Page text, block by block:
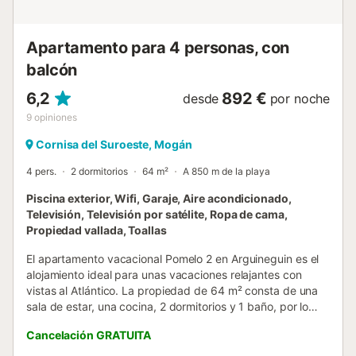
Apartamento para 4 personas, con
balcón
6,2
9 opiniones
desde 892 € por noche
Cornisa del Suroeste, Mogán
4 pers. 2 dormitorios 64 m² A 850 m de la playa
Piscina exterior, Wifi, Garaje, Aire acondicionado,
Televisión, Televisión por satélite, Ropa de cama,
Propiedad vallada, Toallas
El apartamento vacacional Pomelo 2 en Arguineguin es el
alojamiento ideal para unas vacaciones relajantes con
vistas al Atlántico. La propiedad de 64 m² consta de una
sala de estar, una cocina, 2 dormitorios y 1 baño, por lo
incluyen Wi-Fi de alta velocidad (apto para videollamadas)
Cancelación GRATUITA